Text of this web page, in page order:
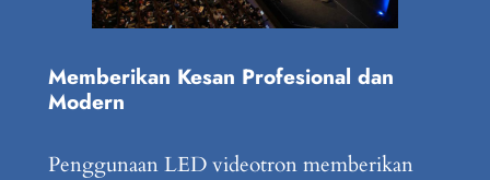
Memberikan Kesan Profesional dan
Modern
Penggunaan LED videotron memberikan